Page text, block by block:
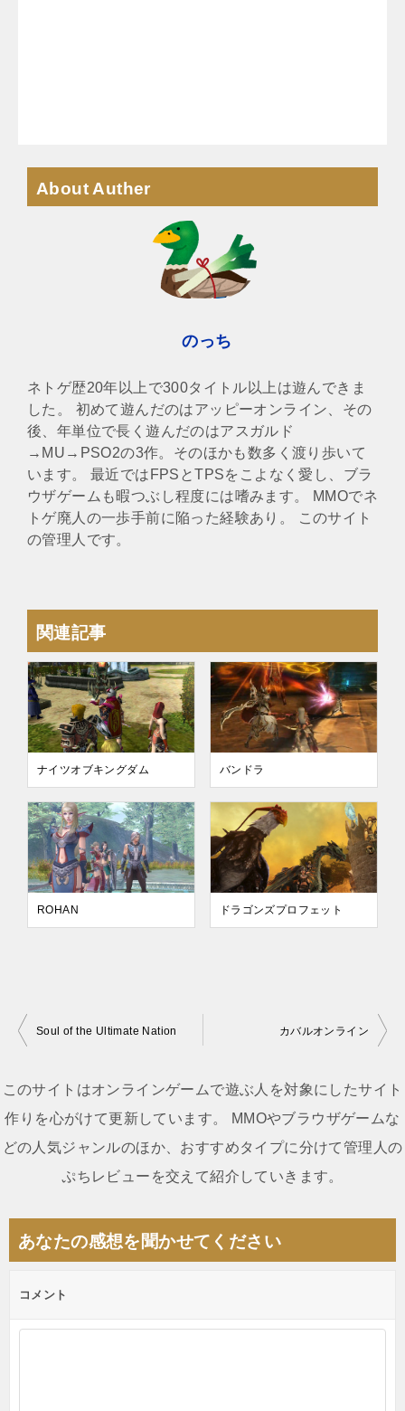
About Auther
のっち
ネトゲ歴20年以上で300タイトル以上は遊んできま
した。 初めて遊んだのはアッピーオンライン、その
後、年単位で長く遊んだのはアスガルド
→MU→PSO2の3作。そのほかも数多く渡り歩いて
います。 最近ではFPSとTPSをこよなく愛し、ブラ
ウザゲームも暇つぶし程度には嗜みます。 MMOでネ
トゲ廃人の一歩手前に陥った経験あり。 このサイト
の管理人です。
関連記事
ナイツオブキングダム バンドラ
ROHAN ドラゴンズプロフェット
投
ナ
ビ
ゲ
シ
ョ
Soul of the Ultimate Nation カバルオンライン
このサイトはオンラインゲームで遊ぶ人を対象にしたサイト
作りを心がけて更新しています。 MMOやブラウザゲームな
どの人気ジャンルのほか、おすすめタイプに分けて管理人の
ぷちレビューを交えて紹介していきます。
あなたの感想を聞かせてください
コメント